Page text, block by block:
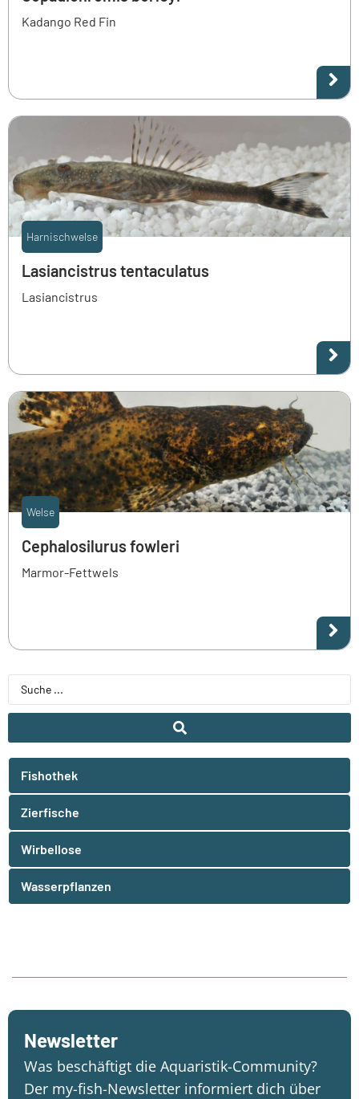
Kadango Red Fin
Harnischwelse
Lasiancistrus tentaculatus
Lasiancistrus
Welse
Cephalosilurus fowleri
Marmor-Fettwels
Fishothek
Zierfische
Wirbellose
Wasserpflanzen
Newsletter
Was beschäftigt die Aquaristik-Community?
Der my-fish-Newsletter informiert dich über